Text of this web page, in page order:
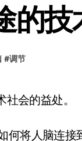
跃升
的
#调节
会的益处。
何将人脑连